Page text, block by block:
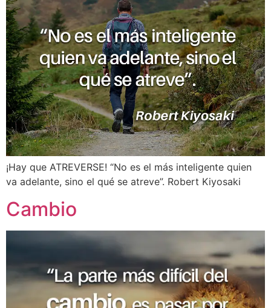
¡Hay que ATREVERSE! “No es el más inteligente quien
va adelante, sino el qué se atreve”. Robert Kiyosaki
Cambio